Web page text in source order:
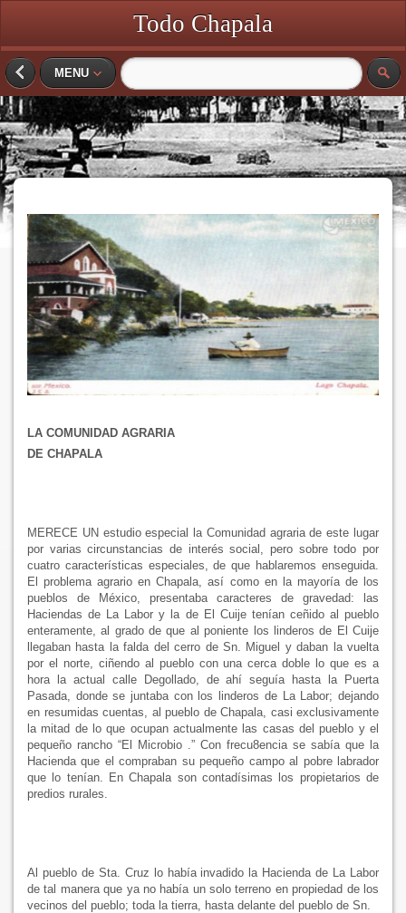
Todo Chapala
MENU
LA COMUNIDAD AGRARIA
DE CHAPALA
MERECE UN estudio especial la Comunidad agraria de este lugar
por varias circunstancias de interés social, pero sobre todo por
cuatro características especiales, de que hablaremos enseguida.
El problema agrario en Chapala, así como en la mayoría de los
pueblos de México, presentaba caracteres de gravedad: las
Haciendas de La Labor y la de El Cuije tenían ceñido al pueblo
enteramente, al grado de que al poniente los linderos de El Cuije
llegaban hasta la falda del cerro de Sn. Miguel y daban la vuelta
por el norte, ciñendo al pueblo con una cerca doble lo que es a
hora la actual calle Degollado, de ahí seguía hasta
la Puerta
Pasada, donde se juntaba con los linderos de La Labor; dejando
en resumidas cuentas, al pueblo de Chapala, casi exclusivamente
la mitad de lo que ocupan actualmente las casas del pueblo y el
pequeño rancho “El Microbio .” Con frecu8encia se sabía que la
Haciendaque el compraban su pequeño campo al pobre labrador
que lo tenían. En Chapala son contadísimas los propietarios de
predios rurales.
Al pueblo de Sta. Cruz lo había invadido la Haciendade La Labor
de tal manera que ya no había un solo terreno en propiedad de los
vecinos del pueblo; toda la tierra, hasta delante del pueblo de Sn.